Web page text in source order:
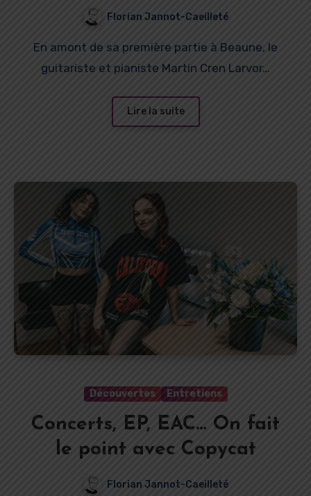
Florian Jannot-Caeilleté
En amont de sa première partie à Beaune, le
guitariste et pianiste Martin Cren Larvor…
Lire la suite
Découvertes Entretiens
Concerts, EP, EAC… On fait
le point avec Copycat
Florian Jannot-Caeilleté